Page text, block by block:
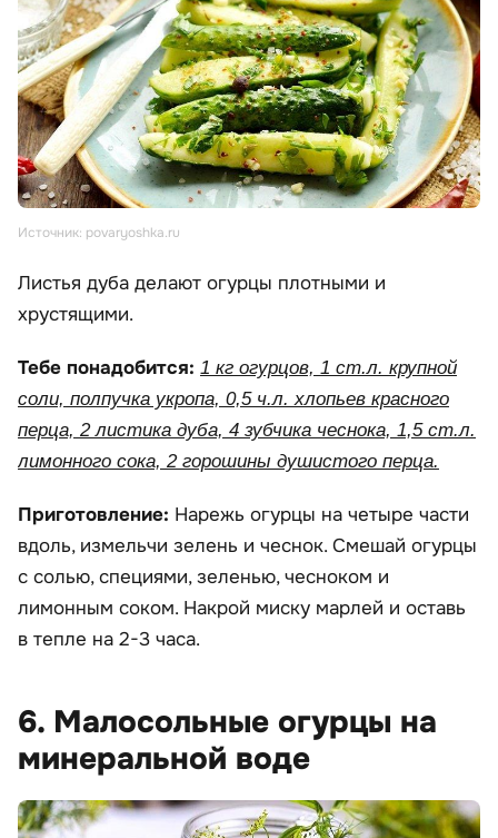
Источник: povaryoshka.ru
Листья дуба делают огурцы плотными и
хрустящими.
Тебе понадобится: 1 кг огурцов, 1 ст.л. крупной
соли, полпучка укропа, 0,5 ч.л. хлопьев красного
перца, 2 листика дуба, 4 зубчика чеснока, 1,5 ст.л.
лимонного сока, 2 горошины душистого перца.
Приготовление: Нарежь огурцы на четыре части
вдоль, измельчи зелень и чеснок. Смешай огурцы
с солью, специями, зеленью, чесноком и
лимонным соком. Накрой миску марлей и оставь
в тепле на 2-3 часа.
6. Малосольные огурцы на
минеральной воде